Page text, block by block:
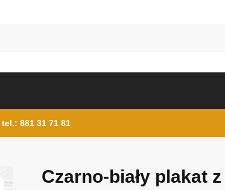
tel.: 881 31 71 81
Czarno-biały plakat z